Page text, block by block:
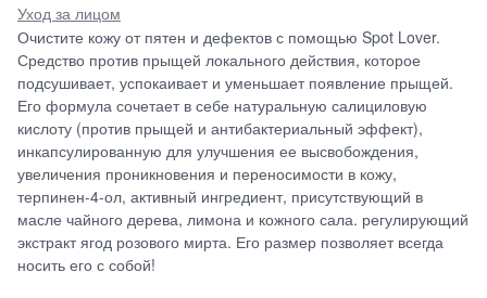
Уход за лицом
Очистите кожу от пятен и дефектов с помощью Spot Lover.
Средство против прыщей локального действия, которое
подсушивает, успокаивает и уменьшает появление прыщей.
Его формула сочетает в себе натуральную салициловую
кислоту (против прыщей и антибактериальный эффект),
инкапсулированную для улучшения ее высвобождения,
увеличения проникновения и переносимости в кожу,
терпинен-4-ол, активный ингредиент, присутствующий в
масле чайного дерева, лимона и кожного сала. регулирующий
экстракт ягод розового мирта. Его размер позволяет всегда
носить его с собой!